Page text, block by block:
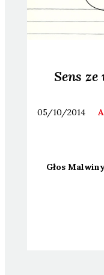
Sens
05/10/2014
Głos